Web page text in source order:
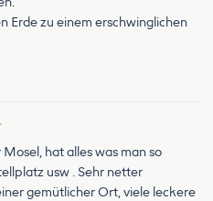
Erde zu einem erschwinglichen
hat alles was man so
usw . Sehr netter
gemütlicher Ort, viele leckere